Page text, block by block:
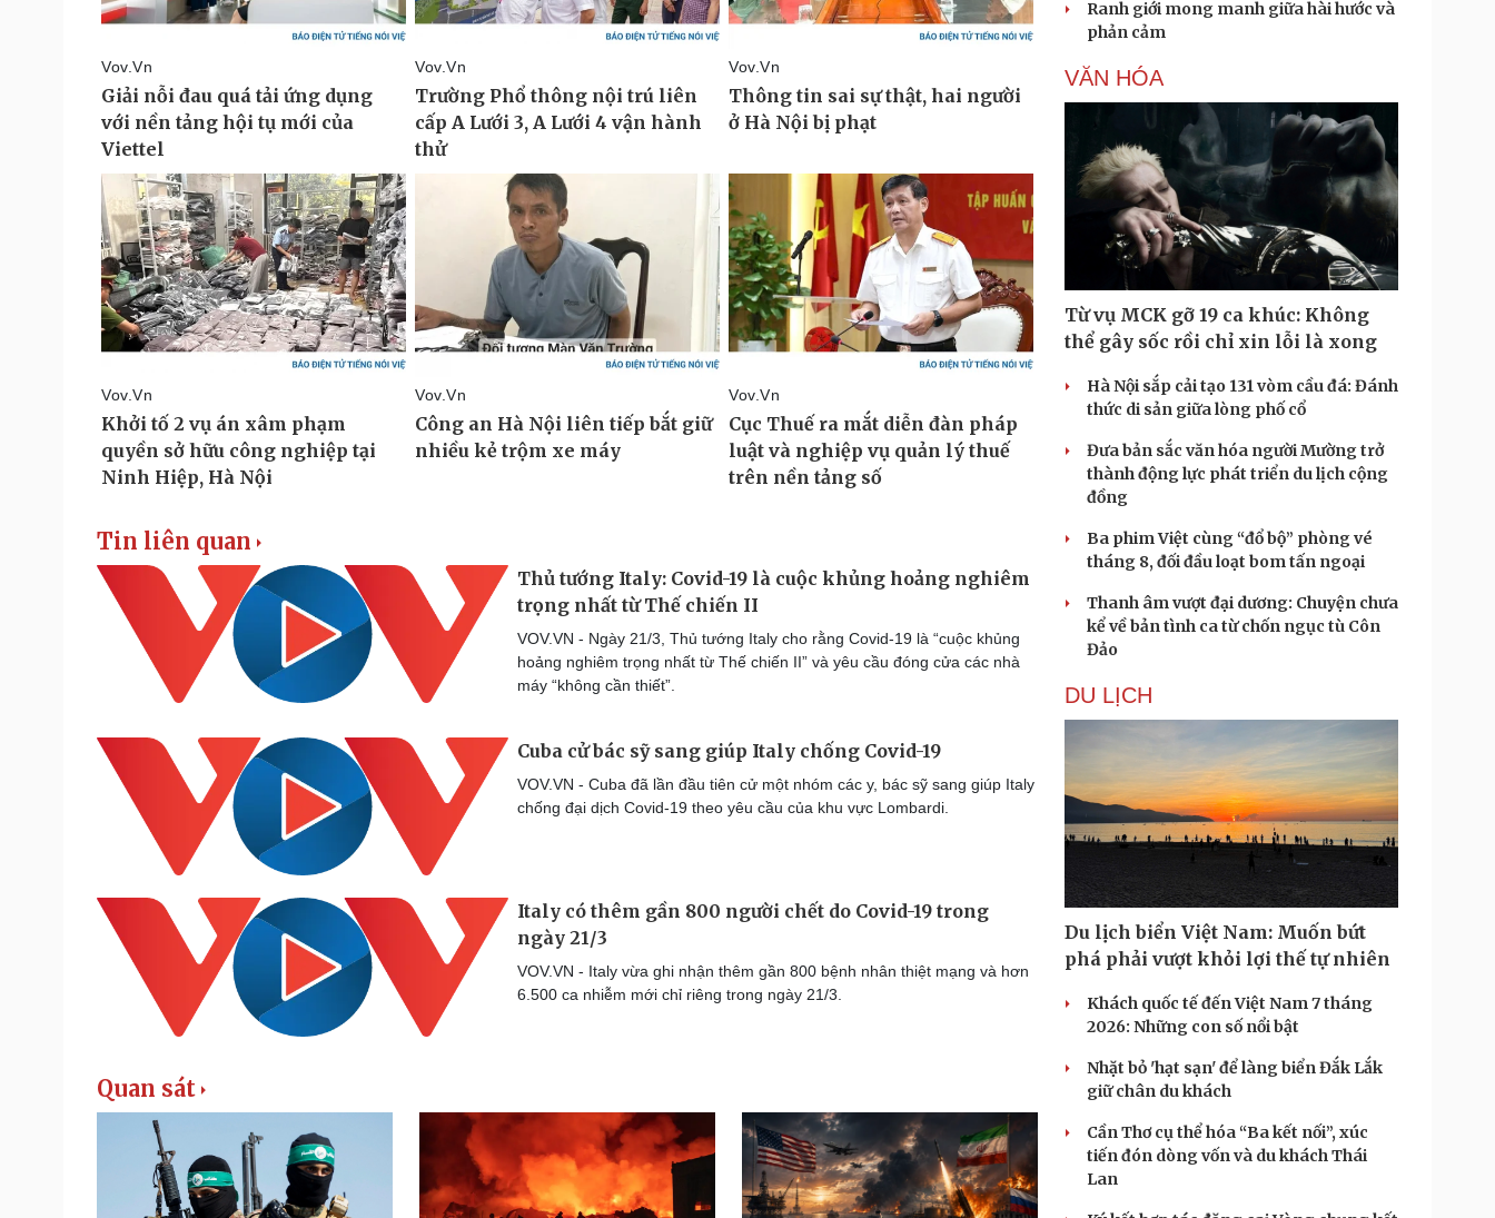
Tin liên quan
Thủ tướng Italy: Covid-19 là cuộc khủng hoảng nghiêm
trọng nhất từ Thế chiến II
VOV.VN - Ngày 21/3, Thủ tướng Italy cho rằng Covid-19 là “cuộc khủng
hoảng nghiêm trọng nhất từ Thế chiến II” và yêu cầu đóng cửa các nhà
máy “không cần thiết”.
Cuba cử bác sỹ sang giúp Italy chống Covid-19
VOV.VN - Cuba đã lần đầu tiên cử một nhóm các y, bác sỹ sang giúp Italy
chống đại dịch Covid-19 theo yêu cầu của khu vực Lombardi.
Italy có thêm gần 800 người chết do Covid-19 trong
ngày 21/3
VOV.VN - Italy vừa ghi nhận thêm gần 800 bệnh nhân thiệt mạng và hơn
6.500 ca nhiễm mới chỉ riêng trong ngày 21/3.
Quan sát
Ranh giới mong manh giữa hài hước và
phản cảm
VĂN HÓA
Từ vụ MCK gỡ 19 ca khúc: Không
thể gây sốc rồi chỉ xin lỗi là xong
Hà Nội sắp cải tạo 131 vòm cầu đá: Đánh
thức di sản giữa lòng phố cổ
Đưa bản sắc văn hóa người Mường trở
thành động lực phát triển du lịch cộng
đồng
Ba phim Việt cùng “đổ bộ” phòng vé
tháng 8, đối đầu loạt bom tấn ngoại
Thanh âm vượt đại dương: Chuyện chưa
kể về bản tình ca từ chốn ngục tù Côn
Đảo
DU LỊCH
Du lịch biển Việt Nam: Muốn bứt
phá phải vượt khỏi lợi thế tự nhiên
Khách quốc tế đến Việt Nam 7 tháng
2026: Những con số nổi bật
Nhặt bỏ 'hạt sạn' để làng biển Đắk Lắk
giữ chân du khách
Cần Thơ cụ thể hóa “Ba kết nối”, xúc
tiến đón dòng vốn và du khách Thái
Lan